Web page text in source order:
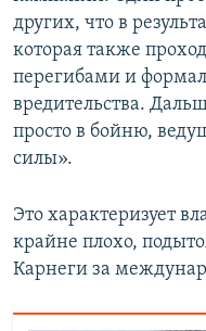
других, что в
которая также
перегибами и
вредительства.
просто в бойню,
силы».
Это характеризует
крайне плохо,
Карнеги за